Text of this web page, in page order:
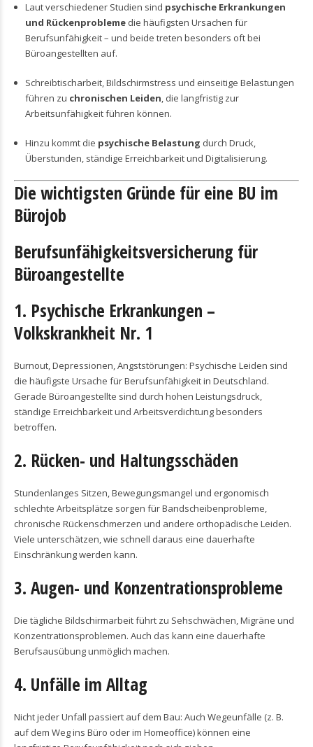
Laut verschiedener Studien sind psychische Erkrankungen
und Rückenproblemedie häufigsten Ursachen für
Berufsunfähigkeit – und beide treten besonders oft bei
Büroangestellten auf.
Schreibtischarbeit, Bildschirmstress und einseitige Belastungen
führen zu chronischen Leiden, die langfristig zur
Arbeitsunfähigkeit führen können.
Hinzu kommt die psychische Belastung durch Druck,
Überstunden, ständige Erreichbarkeit und Digitalisierung.
Die wichtigsten Gründe für eine BU im
Bürojob
Berufsunfähigkeitsversicherung für
Büroangestellte
1. Psychische Erkrankungen –
Volkskrankheit Nr. 1
Burnout, Depressionen, Angststörungen: Psychische Leiden sind
die häufigste Ursache für Berufsunfähigkeit in Deutschland.
Gerade Büroangestellte sind durch hohen Leistungsdruck,
ständige Erreichbarkeit und Arbeitsverdichtung besonders
betroffen.
2. Rücken- und Haltungsschäden
Stundenlanges Sitzen, Bewegungsmangel und ergonomisch
schlechte Arbeitsplätze sorgen für Bandscheibenprobleme,
chronische Rückenschmerzen und andere orthopädische Leiden.
Viele unterschätzen, wie schnell daraus eine dauerhafte
Einschränkung werden kann.
3. Augen- und Konzentrationsprobleme
Die tägliche Bildschirmarbeit führt zu Sehschwächen, Migräne und
Konzentrationsproblemen. Auch das kann eine dauerhafte
Berufsausübung unmöglich machen.
4. Unfälle im Alltag
Nicht jeder Unfall passiert auf dem Bau: Auch Wegeunfälle (z. B.
auf dem Weg ins Büro oder im Homeoffice) können eine